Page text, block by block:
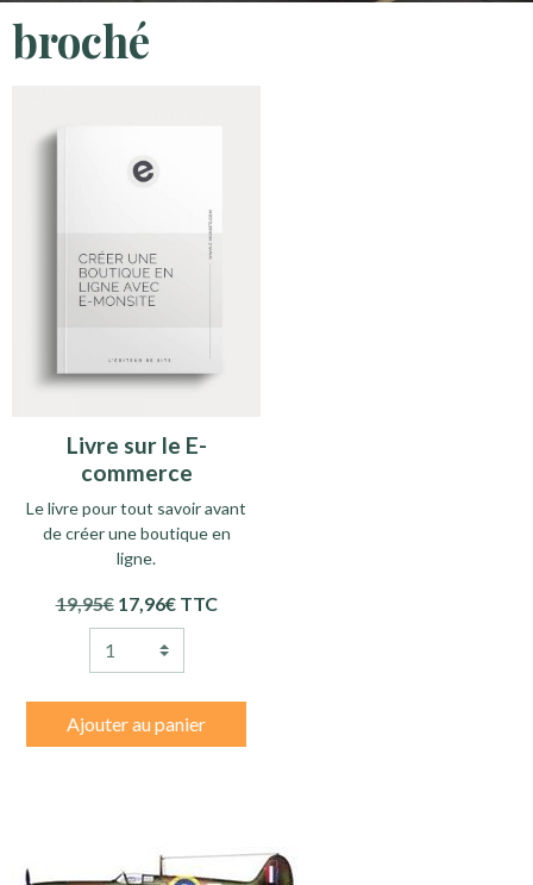
broché
Livre sur le E-
commerce
Le livre pour tout savoir avant
de créer une boutique en
ligne.
19,95€ 17,96€ TTC
Ajouter au panier